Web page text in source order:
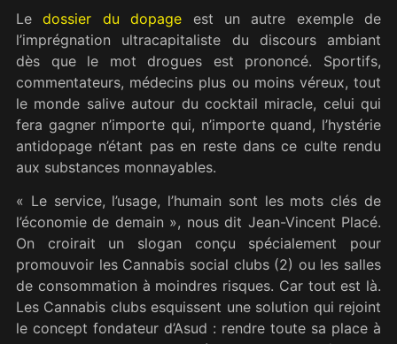
Ledossier du dopage est un autre exemple de
l’imprégnation ultracapitaliste du discours ambiant
dès que le mot drogues est prononcé. Sportifs,
commentateurs, médecins plus ou moins véreux, tout
le monde salive autour du cocktail miracle, celui qui
fera gagner n’importe qui, n’importe quand, l’hystérie
antidopage n’étant pas en reste dans ce culte rendu
aux substances monnayables.
« Le service, l’usage, l’humain sont les mots clés de
l’économie de demain », nous dit Jean-Vincent Placé.
On croirait un slogan conçu spécialement pour
promouvoir les Cannabis social clubs (2) ou les salles
de consommation à moindres risques. Car tout est là.
Les Cannabis clubs esquissent une solution qui rejoint
le concept fondateur d’Asud : rendre toute sa place à